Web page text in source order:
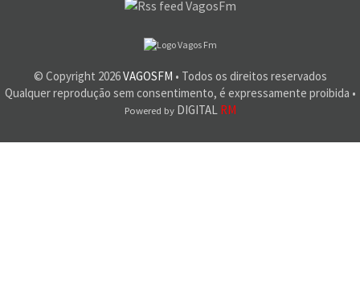
© Copyright 2026VAGOSFM • Todos os direitos reservados
Qualquer reprodução sem consentimento, é expressamente proibida •
Powered byDIGITAL RM